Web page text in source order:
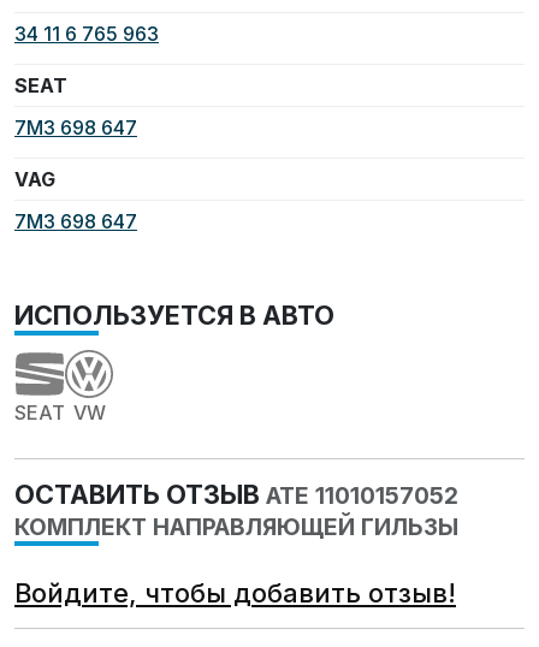
34 11 6 765 963
SEAT
7M3 698 647
VAG
7M3 698 647
ИСПОЛЬЗУЕТСЯ В АВТО
SEAT VW
ОСТАВИТЬ ОТЗЫВ ATE 11010157052
КОМПЛЕКТ НАПРАВЛЯЮЩЕЙ ГИЛЬЗЫ
Войдите, чтобы добавить отзыв!